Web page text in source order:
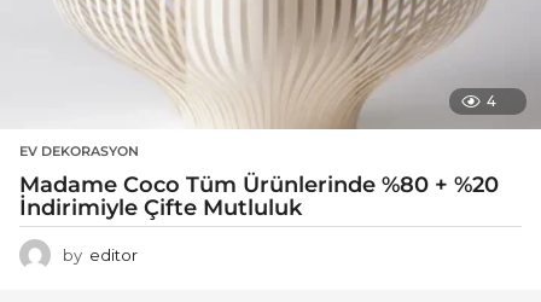
4
EV DEKORASYON
Madame Coco Tüm Ürünlerinde %80 + %20
İndirimiyle Çifte Mutluluk
by editor